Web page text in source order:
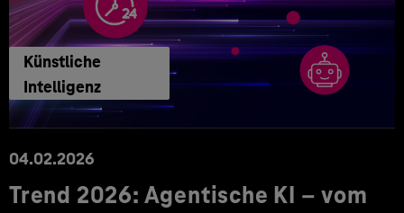
Künstliche
Intelligenz
04.02.2026
Trend 2026: Agentische KI – vom